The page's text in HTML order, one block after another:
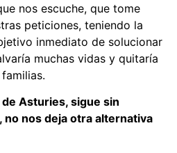
nos escuche, que tome
peticiones, teniendo la
inmediato de solucionar
muchas vidas y quitaría
Asturies, sigue sin
nos deja otra alternativa